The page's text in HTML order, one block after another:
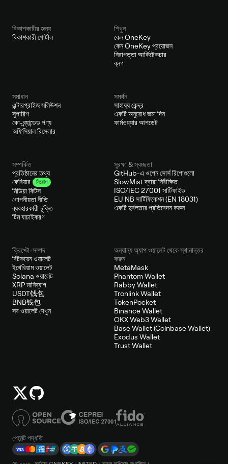
বিকাশকারীর জন্য
বিকাশকারী পোর্টাল
শিখুন
কেন OneKey
কেন OneKey প্রয়োজন
নিরাপত্তা আর্কিটেকচার
ব্লগ
সমাধান
এন্টারপ্রাইজ সলিউশন
সুপারিশ
কো-ব্র্যান্ডেড পণ্য
অফিসিয়াল রিসেলার
সমর্থন
সাহায্য কেন্দ্র
একটি অনুরোধ জমা দিন
ফার্মওয়্যার আপডেট
সম্পর্কিত
প্রতিষ্ঠানের তথ্য
কেরিয়ার
নিয়োগ
মিডিয়া কিটস
গোপনীয়তা নীতি
ব্যবহারকারী চুক্তি
টিম যাচাইকরণ
সুরক্ষা & স্বচ্ছতা
GitHub-এ ওপেন সোর্স রিপোগুলো
SlowMist দ্বারা নিরীক্ষিত
ISO/IEC 27001 সার্টিফাইড
EU NB সার্টিফিকেশন (EN 18031)
একটি দুর্বলতার প্রতিবেদন করুন
ক্রিপ্টো-সম্পদ
বিটকয়েন ওয়ালেট
ইথেরিয়াম ওয়ালেট
Solana ওয়ালেট
XRP মানিব্যাগ
USDT钱包
BNB钱包
সব ওয়ালেট দেখুন
অন্যান্য অ্যাপ ওয়ালেট থেকে স্থানান্তর
করুন
MetaMask
Phantom Wallet
Rabby Wallet
Tronlink Wallet
TokenPocket
Binance Wallet
OKX Web3 Wallet
Base Wallet (Coinbase Wallet)
Exodus Wallet
Trust Wallet
পেমেন্ট পদ্ধতি